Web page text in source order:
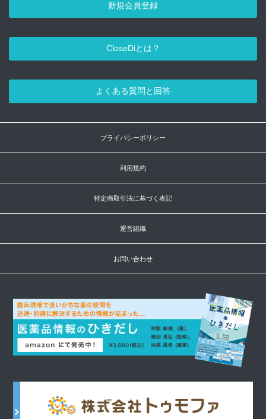
新規会員登録
CloseDiとは？
よくある質問と回答
プライバシーポリシー
利用規約
特定商取引法に基づく表記
運営組織
お問い合わせ